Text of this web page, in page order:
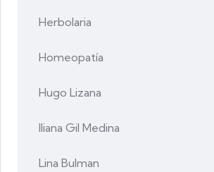
Herbolaria
Homeopatía
Hugo Lizana
Iliana Gil Medina
Lina Bulman